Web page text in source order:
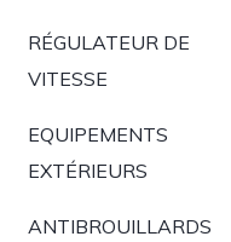
RÉGULATEUR DE
VITESSE
EQUIPEMENTS
EXTÉRIEURS
ANTIBROUILLARDS